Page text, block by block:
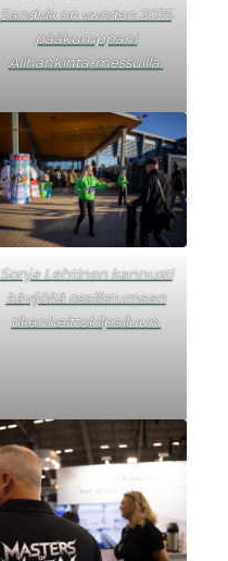
Sandvik on vuoden 2025
pääkumppani
Alihankinta-messuilla.
Sonja Lehtinen kannusti
kävijöitä osallistumaan
tikanheittokilpailuun.